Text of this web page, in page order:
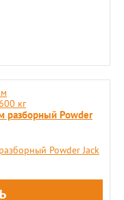
разборный Powder
Powder Jack